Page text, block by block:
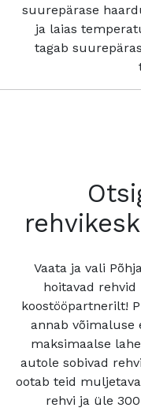
suurepärase
ja laias
tagab
Vaata ja vali
hoitavad
koostööpartnerilt!
annab
maksimaalse
autole sobivad
ootab teid
rehvi ja üle